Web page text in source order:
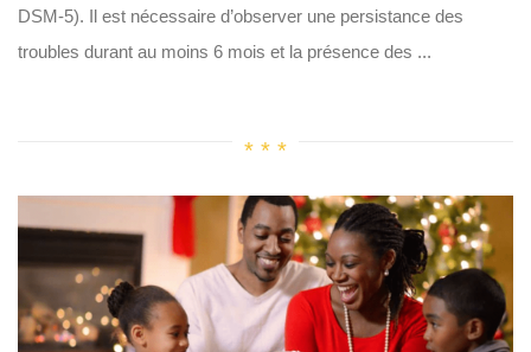
DSM-5). Il est nécessaire d’observer une persistance des
troubles durant au moins 6 mois et la présence des ...